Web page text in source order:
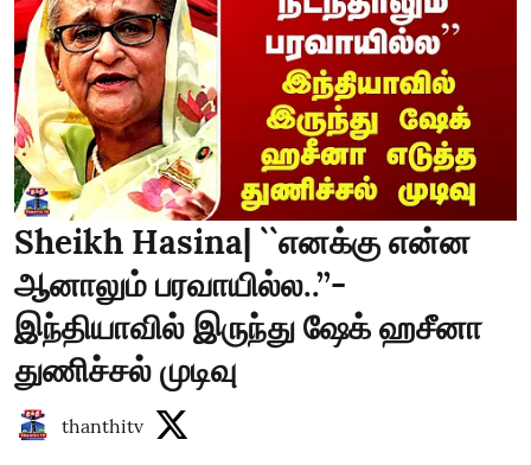
Sheikh Hasina| ``எனக்கு என்ன
ஆனாலும் பரவாயில்ல..’’-
இந்தியாவில் இருந்து ஷேக் ஹசீனா
துணிச்சல் முடிவு
thanthitv